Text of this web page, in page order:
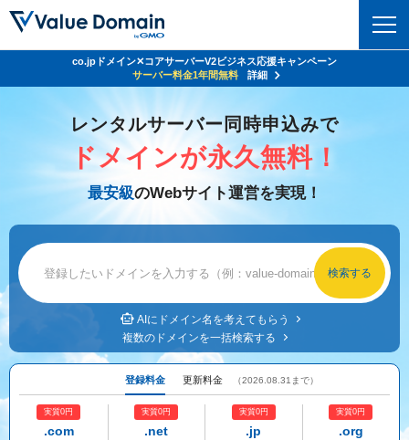
ドメイントップ
ドメイン検索
ドメイン価格一覧
.jpドメインオークション
NEW!
.jpドメインバックオーダー
レンタルサーバー
サーバートップ
バリューサーバー
XREA
Oneレンタルサーバー
セキュリティ
セキュリティトップ
Value Domain ネットde診断
SSL証明書
サービス
サービストップ
お得意様割引
紹介制度
facebook
x
サポート
マニュアル ライブチャット
お問い合わせ
Value Domain 24周年キャンペーン
24%OFFクーポンGET＆その他特典あり！
co.jpドメイン✕コアサーバーV2ビジネス応援キャンペーン
サーバー料金1年間無料
詳細
レンタルサーバー同時申込みで
ドメインが永久無料！
最安級のWebサイト運営を実現！
AIにドメイン名を考えてもらう
複数のドメインを一括検索する
登録料金 更新料金 （2026.08.31まで）
実質0円
.com
実質0円
.net
実質0円
.jp
実質0円
.org